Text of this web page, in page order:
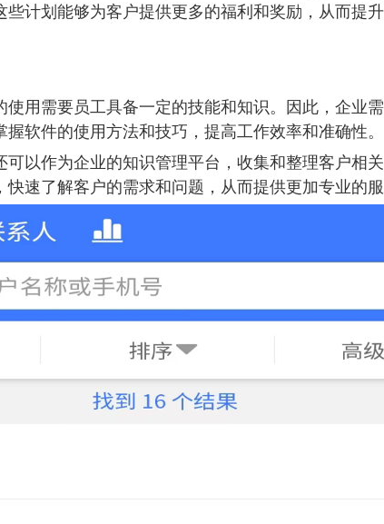
些计划能够为客户提供更多的福利和奖励，从而提
使用需要员工具备一定的技能和知识。因此，企业
软件的使用方法和技巧，提高工作效率和准确性。
可以作为企业的知识管理平台，收集和整理客户相
速了解客户的需求和问题，从而提供更加专业的服